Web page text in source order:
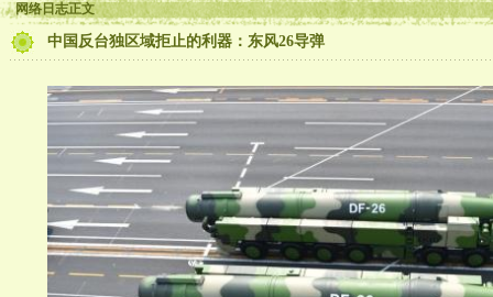
网络日志正文
中国反台独区域拒止的利器：东风26导弹